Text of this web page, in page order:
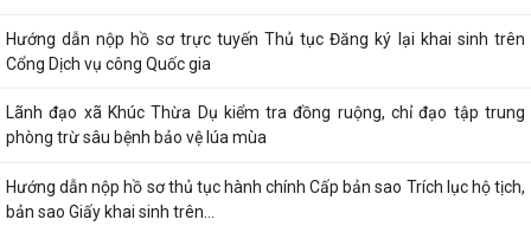
Hướng dẫn nộp hồ sơ trực tuyến Thủ tục Đăng ký lại khai sinh trên
Cổng Dịch vụ công Quốc gia
Lãnh đạo xã Khúc Thừa Dụ kiểm tra đồng ruộng, chỉ đạo tập trung
phòng trừ sâu bệnh bảo vệ lúa mùa
Hướng dẫn nộp hồ sơ thủ tục hành chính Cấp bản sao Trích lục hộ tịch,
bản sao Giấy khai sinh trên...